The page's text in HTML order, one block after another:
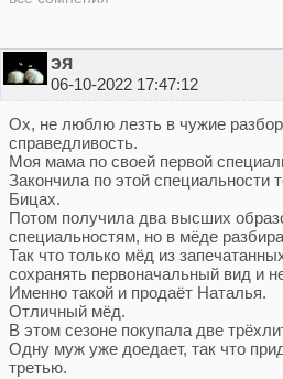
эя
06-10-2022 17:47:12
Ох, не люблю лезть в чужие
справедливость.
Моя мама по своей первой
Закончила по этой специальности
Бицах.
Потом получила два высших
специальностям, но в мёде
Так что только мёд из
сохранять первоначальный вид и
Именно такой и продаёт Наталья.
Отличный мёд.
В этом сезоне покупала две
Одну муж уже доедает, так что
третью.